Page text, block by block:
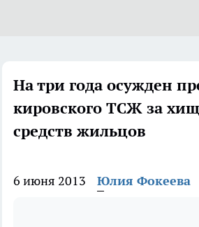
На три года осужден
кировского ТСЖ за
средств жильцов
6 июня 2013 Юлия Фокеева